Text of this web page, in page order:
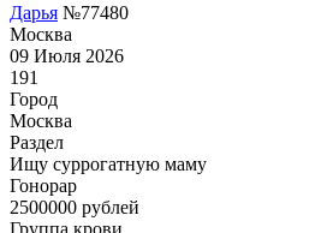
Дарья №77480
Москва
09 Июля 2026
191
Город
Москва
Раздел
Ищу суррогатную маму
Гонoрар
2500000 рублей
Группа крови